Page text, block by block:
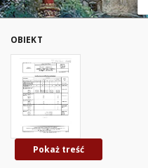
OBIEKT
Pokaż treść